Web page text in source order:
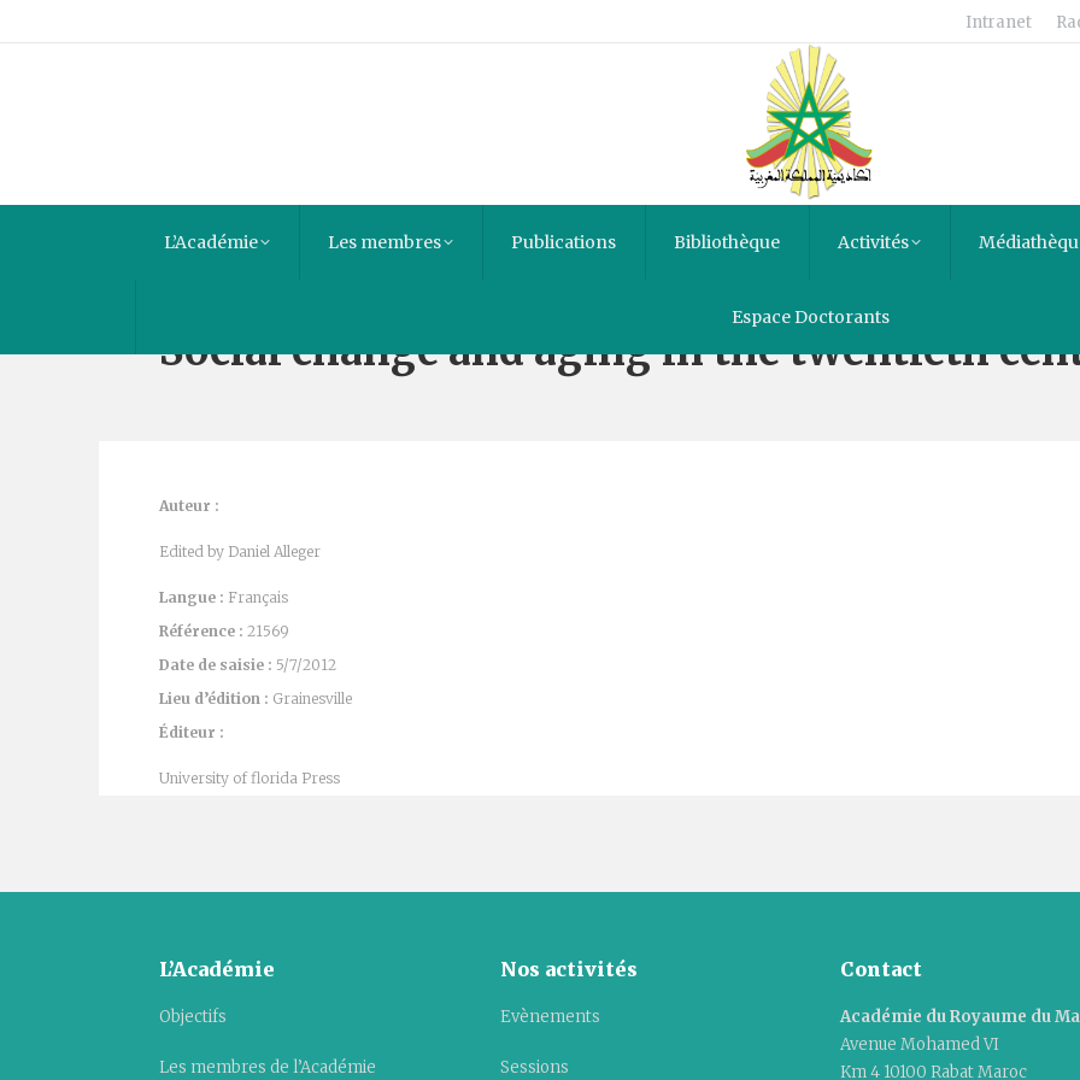
Intranet
L’Académie Les membres Publications Bibliothèque Activités
Espace Doctorants
Social change and aging in the twentieth
Auteur :
Edited by Daniel Alleger
Langue : Français
Référence : 21569
Date de saisie : 5/7/2012
Lieu d’édition : Grainesville
Éditeur :
University of florida Press
L’Académie
Objectifs
Les membres de l’Académie
Nos activités
Evènements
Sessions
Contact
Académie du Royaume du
Avenue Mohamed VI
Km 4 10100 Rabat Maroc